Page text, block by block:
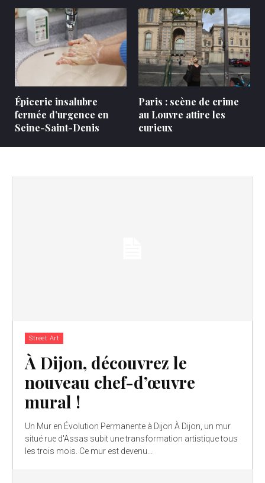
Épicerie insalubre
fermée d’urgence en
Seine-Saint-Denis
Paris : scène de crime
au Louvre attire les
curieux
Street Art
À Dijon, découvrez le
nouveau chef-d’œuvre
mural !
Un Mur en Évolution Permanente à Dijon À Dijon, un mur
situé rue d'Assas subit une transformation artistique tous
les trois mois. Ce mur est devenu...